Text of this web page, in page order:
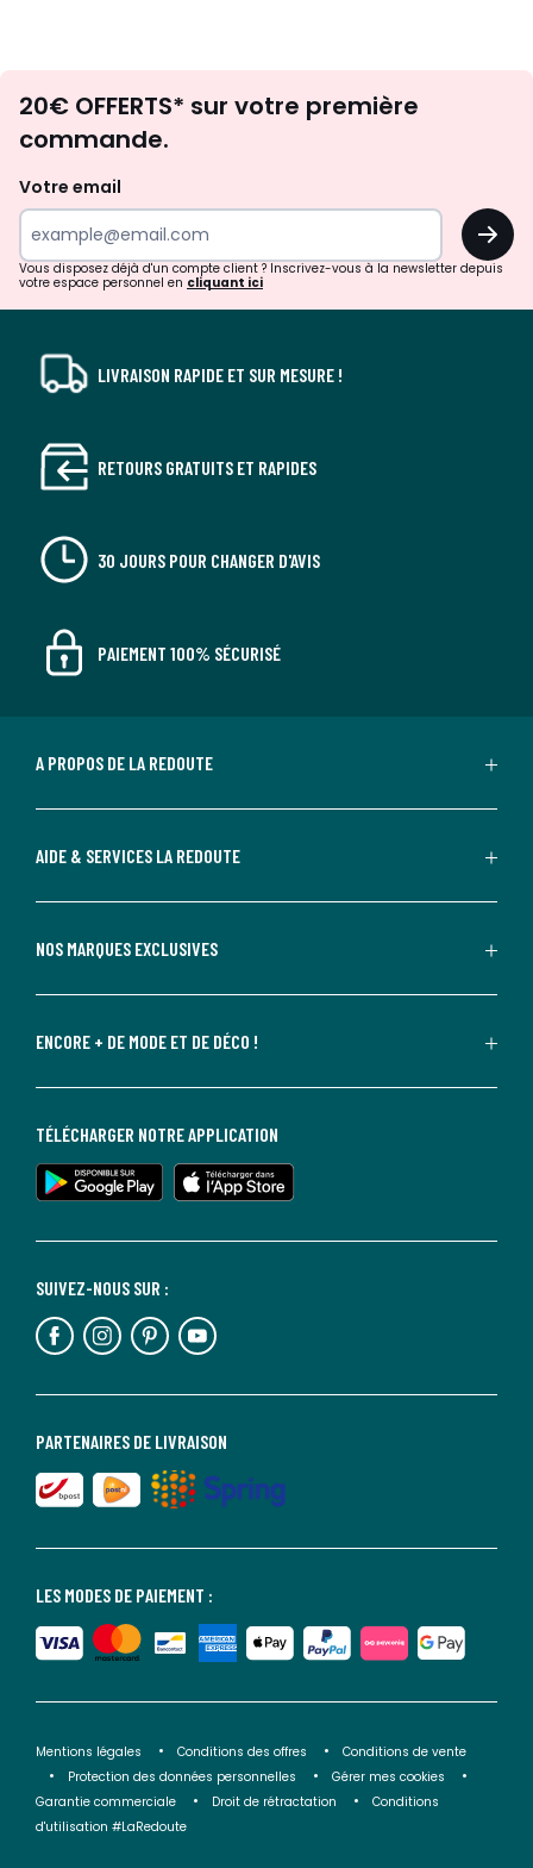
d'inspirations
surprises?
20€ OFFERTS* sur votre première
commande.
Votre email
OK
Vous disposez déjà d'un compte client ? Inscrivez-vous à la newsletter depuis
votre espace personnel en cliquant ici
LIVRAISON RAPIDE ET SUR MESURE !
RETOURS GRATUITS ET RAPIDES
30 JOURS POUR CHANGER D'AVIS
PAIEMENT 100% SÉCURISÉ
A PROPOS DE LA REDOUTE
AIDE & SERVICES LA REDOUTE
NOS MARQUES EXCLUSIVES
ENCORE + DE MODE ET DE DÉCO !
LES MODES DE PAIEMENT :
PARTENAIRES DE LIVRAISON
SUIVEZ-NOUS SUR :
TÉLÉCHARGER NOTRE APPLICATION
Mentions légales Conditions des offres
Conditions de vente
Protection des données personnelles
Gérer mes cookies
Garantie commerciale
Droit de rétractation
Conditions
d'utilisation #LaRedoute